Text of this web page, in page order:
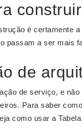
é certamente
passam a ser mais
de
de serviço, e
Para saber
como usar a